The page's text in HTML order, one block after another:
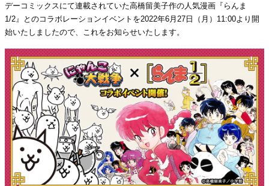
デーコミックスにて連載されていた高橋留美子作の人気漫画『らんま
1/2』とのコラボレーションイベントを2022年6月27日（月）11:00より開
始いたしましたので、これをお知らせいたします。